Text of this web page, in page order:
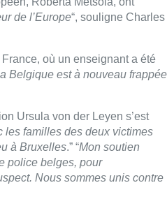
de l’Europe“, souligne Charles
où un enseignant a été
Belgique est à nouveau frappée
Ursula von der Leyen s’est
familles des deux victimes
à Bruxelles.” “Mon soutien
police belges, pour
Nous sommes unis contre